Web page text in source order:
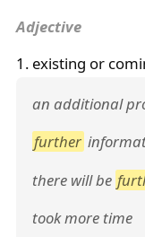
Adjective
1. existing or
an additional
further
there will be
took more time